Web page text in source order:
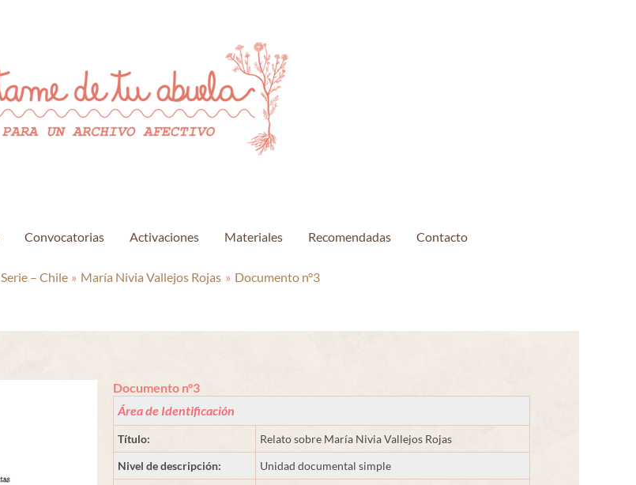
Convocatorias Activaciones Materiales Recomendadas Contacto
Serie – Chile María Nivia Vallejos Rojas Documento n°3
Documento n°3
Área de Identificación
Título:
Relato sobre María Nivia Vallejos Rojas
Nivel de descripción:
Unidad documental simple